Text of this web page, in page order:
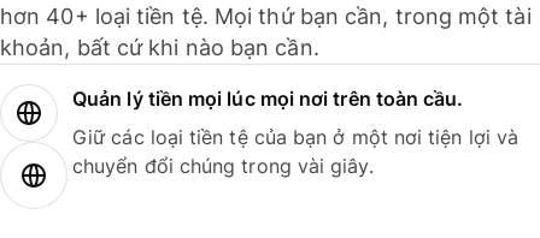
hơn 40+ loại tiền tệ. Mọi thứ bạn cần, trong một tài
khoản, bất cứ khi nào bạn cần.
Quản lý tiền mọi lúc mọi nơi trên toàn cầu.
Giữ các loại tiền tệ của bạn ở một nơi tiện lợi và
chuyển đổi chúng trong vài giây.